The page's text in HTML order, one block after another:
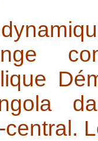
central.